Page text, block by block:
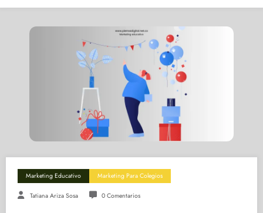
Marketing Educativo Marketing Para Colegios
Tatiana Ariza Sosa 0 Comentarios